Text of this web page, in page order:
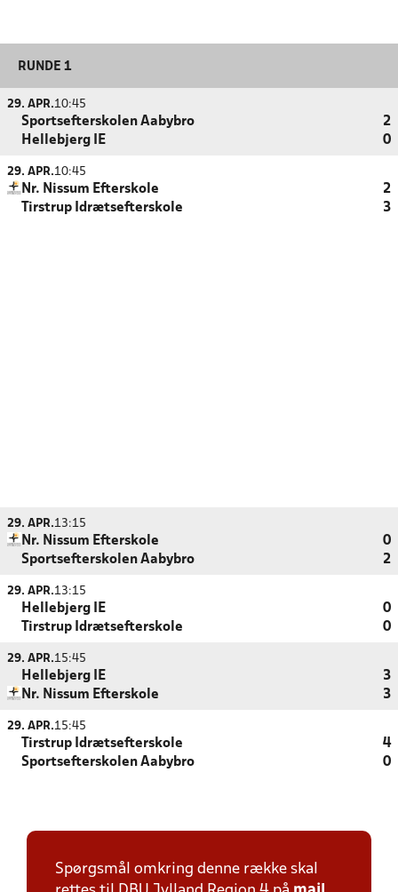
RUNDE 1
29. APR.10:45
Sportsefterskolen Aabybro
2
Hellebjerg IE
0
29. APR.10:45
Nr. Nissum Efterskole
2
Tirstrup Idrætsefterskole
3
29. APR.13:15
Nr. Nissum Efterskole
0
Sportsefterskolen Aabybro
2
29. APR.13:15
Hellebjerg IE
0
Tirstrup Idrætsefterskole
0
29. APR.15:45
Hellebjerg IE
3
Nr. Nissum Efterskole
3
29. APR.15:45
Tirstrup Idrætsefterskole
4
Sportsefterskolen Aabybro
0
Spørgsmål omkring denne række skal